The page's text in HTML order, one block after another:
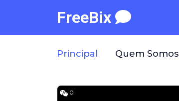
FreeBix
Principal Quem Somos
0